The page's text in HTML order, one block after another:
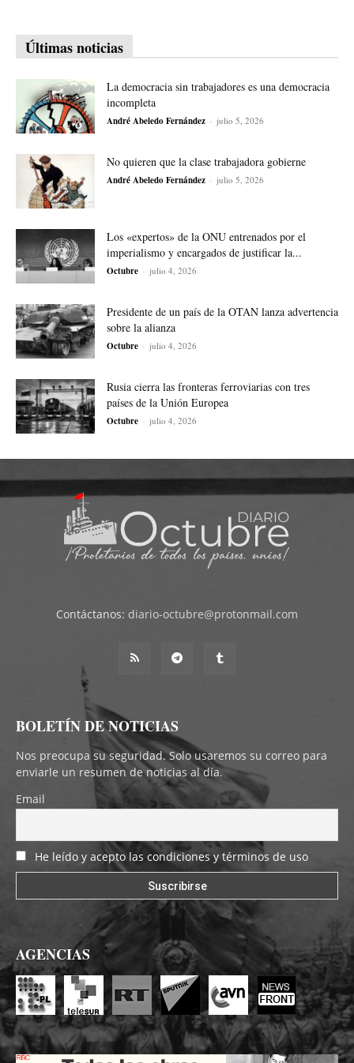
Últimas noticias
La democracia sin trabajadores es una democracia
incompleta
André Abeledo Fernández - julio 5, 2026
No quieren que la clase trabajadora gobierne
André Abeledo Fernández - julio 5, 2026
Los «expertos» de la ONU entrenados por el
imperialismo y encargados de justificar la...
Octubre - julio 4, 2026
Presidente de un país de la OTAN lanza advertencia
sobre la alianza
Octubre - julio 4, 2026
Rusia cierra las fronteras ferroviarias con tres
países de la Unión Europea
Octubre - julio 4, 2026
Contáctanos: diario-octubre@protonmail.com
BOLETÍN DE NOTICIAS
Nos preocupa su seguridad. Solo usaremos su correo para
enviarle un resumen de noticias al día.
Email
He leído y acepto las condiciones y términos de uso
AGENCIAS